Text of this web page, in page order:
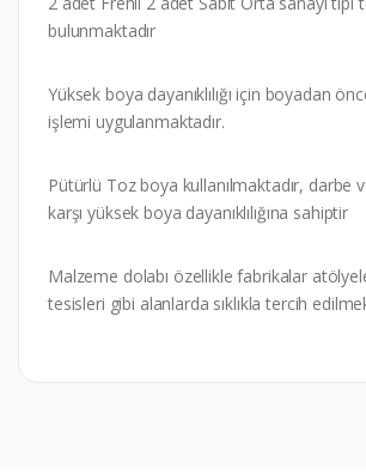
bulunmaktadır
Yüksek boya dayanıklılığı için boyadan
işlemi uygulanmaktadır.
Pütürlü Toz boya kullanılmaktadır, darbe
karşı yüksek boya dayanıklılığına sahiptir
Malzeme dolabı özellikle fabrikalar
tesisleri gibi alanlarda sıklıkla tercih